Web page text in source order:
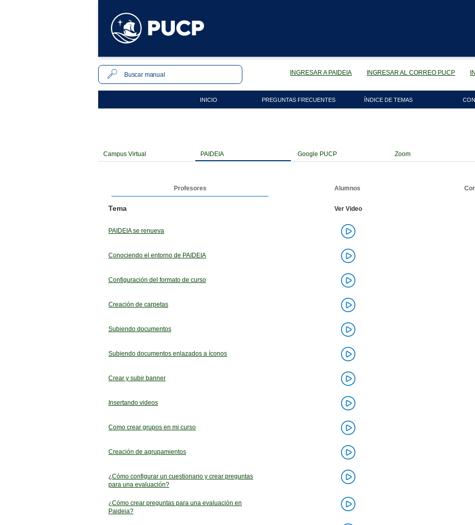
INGRESAR A PAIDEIA INGRESAR AL CORREO PUCP
INICIO PREGUNTAS FRECUENTES ÍNDICE DE TEMAS
Campus Virtual PAIDEIA Google PUCP Zoom
Profesores Alumnos
Tema Ver Video
PAIDEIA se renueva
Conociendo el entorno de PAIDEIA
Configuración del formato de curso
Creación de carpetas
Subiendo documentos
Subiendo documentos enlazados a íconos
Crear y subir banner
Insertando videos
Como crear grupos en mi curso
Creación de agrupamientos
¿Cómo configurar un cuestionario y crear preguntas
para una evaluación?
¿Cómo crear preguntas para una evaluación en
Paideia?